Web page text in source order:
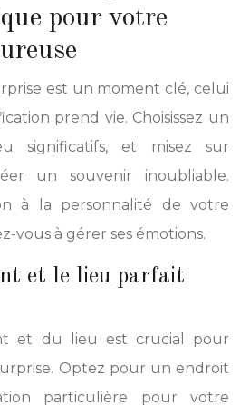
pour votre
est un moment clé, celui
prend vie. Choisissez un
significatifs, et misez sur
un souvenir inoubliable.
à la personnalité de votre
vous à gérer ses émotions.
et le lieu parfait
et du lieu est crucial pour
Optez pour un endroit
particulière pour votre